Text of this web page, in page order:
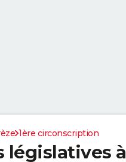
1ère circonscription
législatives à